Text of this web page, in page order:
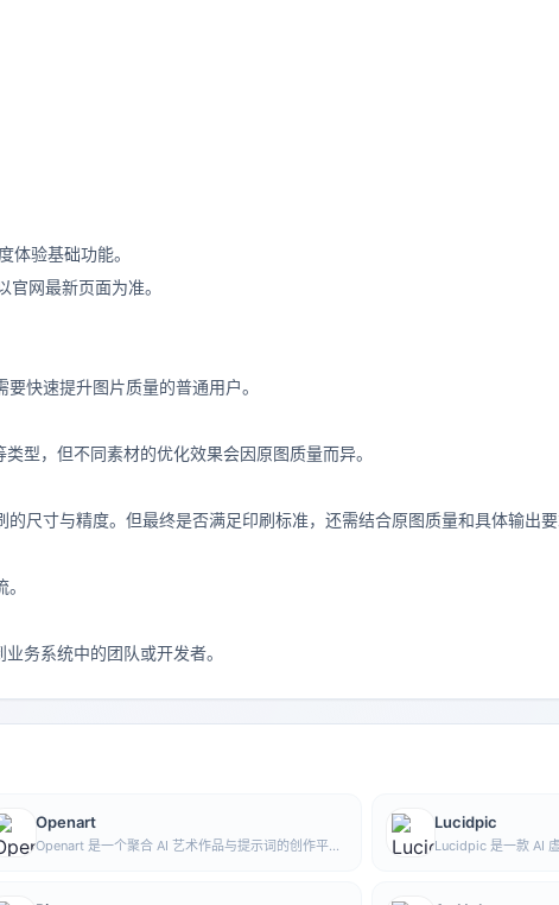
体验基础功能。
网最新页面为准。
快速提升图片质量的普通用户。
型，但不同素材的优化效果会因原图质量而异。
尺寸与精度。但最终是否满足印刷标准，还需结合原图质量和具体输出要
务系统中的团队或开发者。
Openart
Openart 是一个聚合 AI 艺术作品与提示词的创作平
Lucidpic
Lucidpic 是一款 AI